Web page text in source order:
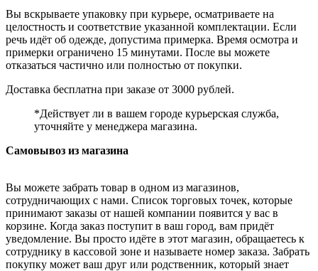
Вы вскрываете упаковку при курьере, осматриваете на
целостность и соответствие указанной комплектации. Если
речь идёт об одежде, допустима примерка. Время осмотра и
примерки ограничено 15 минутами. После вы можете
отказаться частично или полностью от покупки.
Доставка бесплатна при заказе от 3000 рублей.
*Действует ли в вашем городе курьерская служба,
уточняйте у менеджера магазина.
Самовывоз из магазина
Вы можете забрать товар в одном из магазинов,
сотрудничающих с нами. Список торговых точек, которые
принимают заказы от нашей компании появится у вас в
корзине. Когда заказ поступит в ваш город, вам придёт
уведомление. Вы просто идёте в этот магазин, обращаетесь к
сотруднику в кассовой зоне и называете номер заказа. Забрать
покупку может ваш друг или родственник, который знает